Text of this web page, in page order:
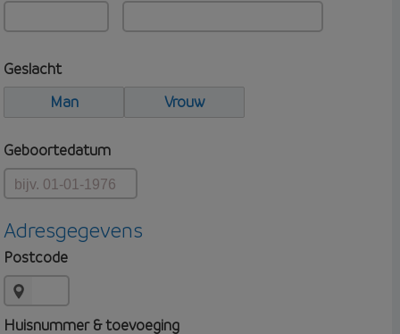
Geslacht
Man
Vrouw
Geboortedatum
Adresgegevens
Postcode
Huisnummer & toevoeging